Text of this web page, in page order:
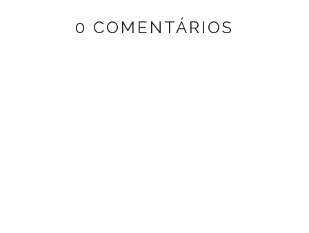
0 COMENTÁRIOS